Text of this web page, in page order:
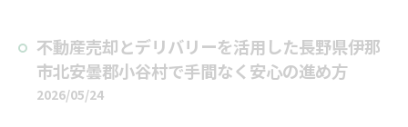
不動産売却とデリバリーを活用した長野県伊那
市北安曇郡小谷村で手間なく安心の進め方
2026/05/24